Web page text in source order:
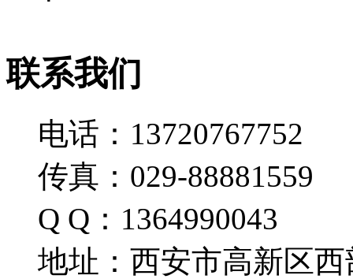
联系我们
电话：13720767752
传真：029-88881559
Q Q：1364990043
地址：西安市高新区西